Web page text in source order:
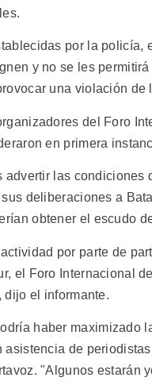
por la policía,
y no se les
una violación de
del Foro
en primera
advertir las
deliberaciones a
obtener el escudo
por parte de
el Foro Internacional
dijo el informante.
haber maximizado
asistencia de
"Algunos estarán